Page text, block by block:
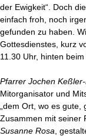
der Ewigkeit“. Doch
einfach froh, noch
gefunden zu haben.
Gottesdienstes, kurz
11.30 Uhr, hinten
Pfarrer Jochen
Mitorganisator und
„dem Ort, wo es
Zusammen mit seiner
Susanne Rosa ,